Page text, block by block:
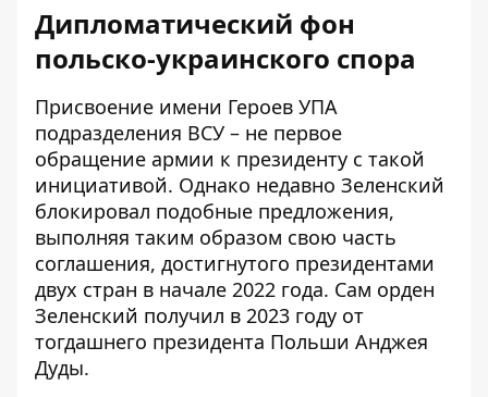
Дипломатический фон
польско-украинского спора
Присвоение имени Героев УПА
подразделения ВСУ – не первое
обращение армии к президенту с такой
инициативой. Однако недавно Зеленский
блокировал подобные предложения,
выполняя таким образом свою часть
соглашения, достигнутого президентами
двух стран в начале 2022 года. Сам орден
Зеленский получил в 2023 году от
тогдашнего президента Польши Анджея
Дуды.